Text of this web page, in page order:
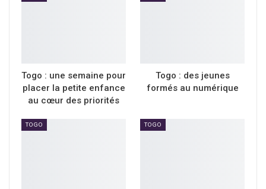
Togo : une semaine pour
placer la petite enfance
au cœur des priorités
Togo : des jeunes
formés au numérique
TOGO TOGO